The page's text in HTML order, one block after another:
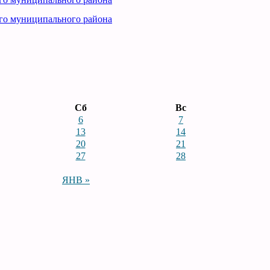
муниципального района
Сб Вс
ЯНВ »
6
7
13
14
20
21
27
28